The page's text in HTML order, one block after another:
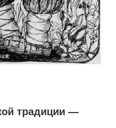
традиции —